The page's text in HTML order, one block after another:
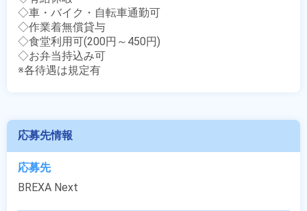
◇車・バイク・自転車通勤可
◇作業着無償貸与
◇食堂利用可(200円～450円)
◇お弁当持込み可
※各待遇は規定有
応募先情報
応募先
BREXA Next